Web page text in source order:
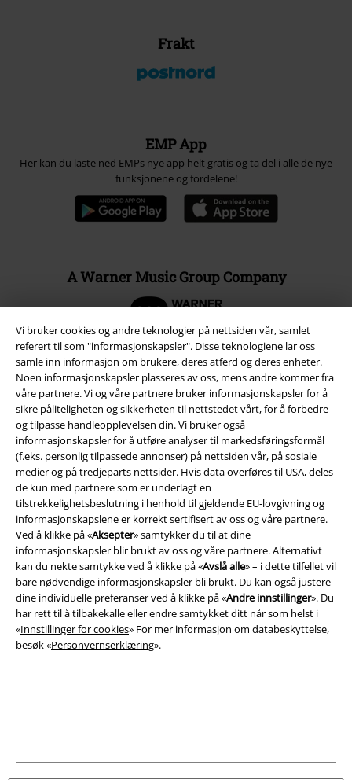
Vi bruker cookies og andre teknologier på nettsiden vår, samlet
referert til som "informasjonskapsler". Disse teknologiene lar oss
samle inn informasjon om brukere, deres atferd og deres enheter.
Noen informasjonskapsler plasseres av oss, mens andre kommer fra
våre partnere. Vi og våre partnere bruker informasjonskapsler for å
sikre påliteligheten og sikkerheten til nettstedet vårt, for å forbedre
og tilpasse handleopplevelsen din. Vi bruker også
informasjonskapsler for å utføre analyser til markedsføringsformål
(f.eks. personlig tilpassede annonser) på nettsiden vår, på sosiale
medier og på tredjeparts nettsider. Hvis data overføres til USA, deles
de kun med partnere som er underlagt en
tilstrekkelighetsbeslutning i henhold til gjeldende EU-lovgivning og
informasjonskapslene er korrekt sertifisert av oss og våre partnere.
Ved å klikke på «Aksepter» samtykker du til at dine
informasjonskapsler blir brukt av oss og våre partnere. Alternativt
kan du nekte samtykke ved å klikke på «Avslå alle» – i dette tilfellet vil
bare nødvendige informasjonskapsler bli brukt. Du kan også justere
dine individuelle preferanser ved å klikke på «Andre innstillinger». Du
har rett til å tilbakekalle eller endre samtykket ditt når som helst i
«Innstillinger for cookies» For mer informasjon om databeskyttelse,
besøk «Personvernserklæring».
Frakt
EMP App
Her kan du laste ned EMPs nye app helt gratis og ta del i alle de nye
funksjonene og fordelene!
A Warner Music Group Company
Juridisk informasjon/Vilkår
Vilkår
Impressum
Konfidensialitetserklæring
Avfallshåndtering og miljøbeskyttelse